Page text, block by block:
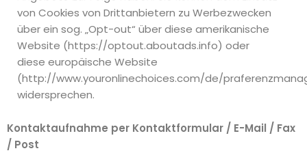
von Cookies von Drittanbietern zu Werbezwecken
über ein sog. „Opt-out“ über diese amerikanische
Website (https://optout.aboutads.info) oder
diese europäische Website
(http://www.youronlinechoices.com/de/
widersprechen.
Kontaktaufnahme per Kontaktformular / E-Mail / Fax
/ Post